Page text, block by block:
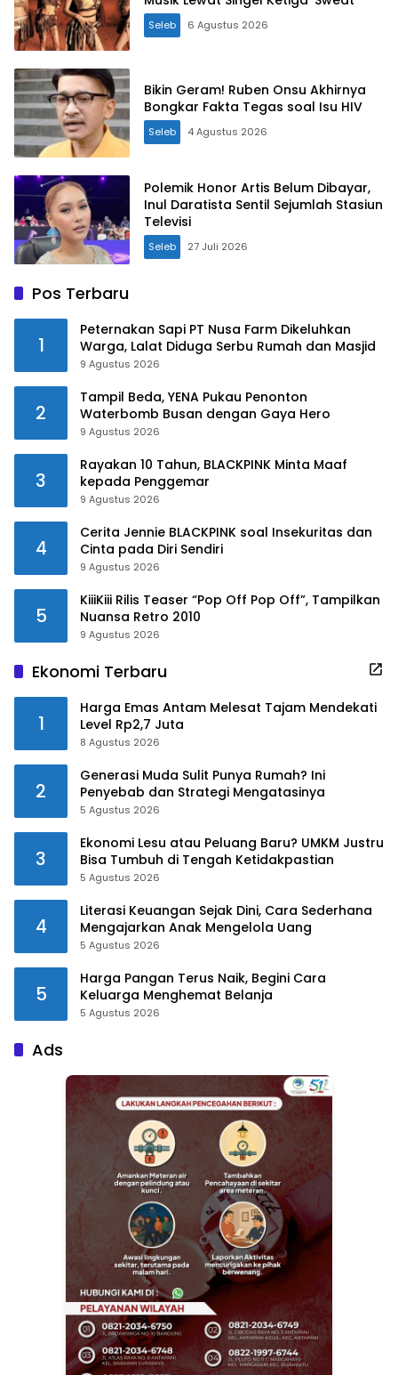
Seleb 6 Agustus 2026
Bikin Geram! Ruben Onsu Akhirnya
Bongkar Fakta Tegas soal Isu HIV
Seleb 4 Agustus 2026
Polemik Honor Artis Belum Dibayar,
Inul Daratista Sentil Sejumlah Stasiun
Televisi
Seleb 27 Juli 2026
Pos Terbaru
1
Peternakan Sapi PT Nusa Farm Dikeluhkan
Warga, Lalat Diduga Serbu Rumah dan Masjid
9 Agustus 2026
2
Tampil Beda, YENA Pukau Penonton
Waterbomb Busan dengan Gaya Hero
9 Agustus 2026
3
Rayakan 10 Tahun, BLACKPINK Minta Maaf
kepada Penggemar
9 Agustus 2026
4
Cerita Jennie BLACKPINK soal Insekuritas dan
Cinta pada Diri Sendiri
9 Agustus 2026
5
KiiiKiii Rilis Teaser “Pop Off Pop Off”, Tampilkan
Nuansa Retro 2010
9 Agustus 2026
Ekonomi Terbaru
1
Harga Emas Antam Melesat Tajam Mendekati
Level Rp2,7 Juta
8 Agustus 2026
2
Generasi Muda Sulit Punya Rumah? Ini
Penyebab dan Strategi Mengatasinya
5 Agustus 2026
3
Ekonomi Lesu atau Peluang Baru? UMKM Justru
Bisa Tumbuh di Tengah Ketidakpastian
5 Agustus 2026
4
Literasi Keuangan Sejak Dini, Cara Sederhana
Mengajarkan Anak Mengelola Uang
5 Agustus 2026
5
Harga Pangan Terus Naik, Begini Cara
Keluarga Menghemat Belanja
5 Agustus 2026
Ads